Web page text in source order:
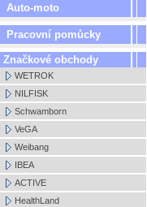
Auto-moto
Pracovní pomůcky
Značkové obchody
WETROK
NILFISK
Schwamborn
VeGA
Weibang
IBEA
ACTIVE
HealthLand